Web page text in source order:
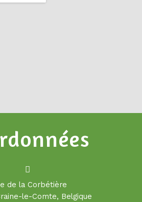
de la Corbétière
le-Comte, Belgique